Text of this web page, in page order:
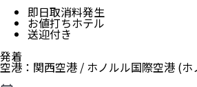
即日取消料発生
お値打ちホテル
送迎付き
発着
空港 ： 関西空港 / ホノルル国際空港 (ホ